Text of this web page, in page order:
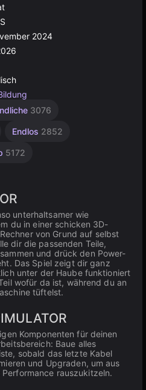
2024
3076
Endlos 2852
5172
unterhaltsamer wie
du in einer schicken 3D-
von Grund auf selbst
dir die passenden Teile,
und drück den Power-
Das Spiel zeigt dir ganz
unter der Haube funktioniert
wofür da ist, während du an
tüftelst.
Komponenten für deinen
Baue alles
sobald das letzte Kabel
und Upgraden, um aus
rauszukitzeln.